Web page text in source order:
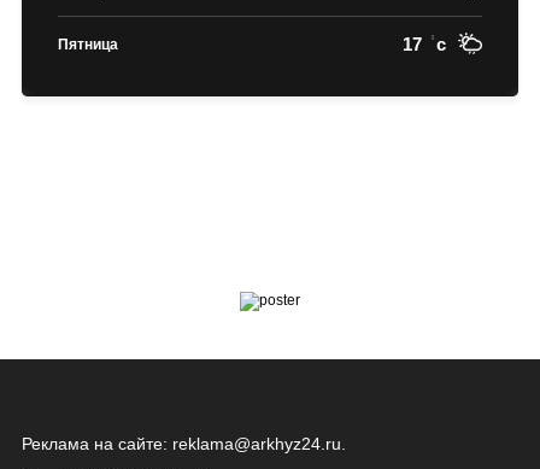
Пятница 17 c
Реклама на сайте: reklama@arkhyz24.ru